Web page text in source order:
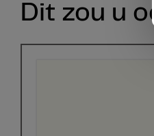
Dit zou u